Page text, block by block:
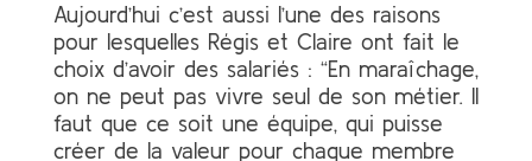
Aujourd’hui c’est aussi l’une des raisons
pour lesquelles Régis et Claire ont fait le
choix d’avoir des salariés : “En maraîchage,
on ne peut pas vivre seul de son métier. Il
faut que ce soit une équipe, qui puisse
créer de la valeur pour chaque membre